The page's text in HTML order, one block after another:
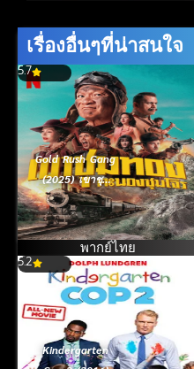
เรื่องอื่นๆที่น่าสนใจ
5.7
Gold Rush Gang
(2025) เขาชุม
ทอง คะนองชุม
โจร
พากย์ไทย
5.2
Kindergarten